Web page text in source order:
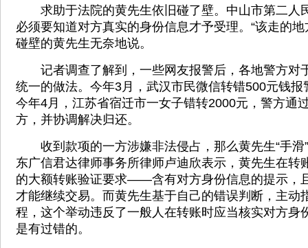
求助于法院的黄先生依旧碰了壁。中山市第二人
必须要知道对方真实的身份信息才予受理。“该走的
碰壁的黄先生无奈地说。
记者调查了解到，一些网友报警后，各地警方对
统一的做法。今年3月，武汉市民微信转错500元钱
今年4月，江苏省宿迁市一女子错转2000元，警方通
方，并协调解决归还。
收到款项的一方涉嫌非法侵占，那么黄先生“手滑
东广信君达律师事务所律师卢迪欣表示，黄先生在转
的大额转账验证要求——含有对方身份信息的提示，
才能继续交易。而黄先生基于自己的错误判断，主动
程，这个举动违反了一般人在转账时应当核实对方身
是有过错的。